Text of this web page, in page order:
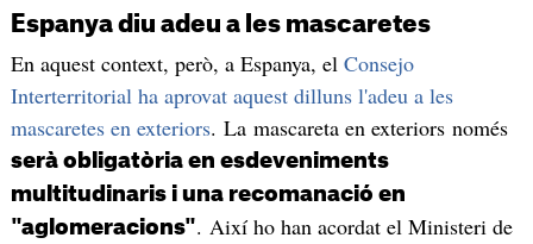
Espanya diu adeu a les mascaretes
En aquest context, però, a Espanya, el Consejo
Interterritorial ha aprovat aquest dilluns l'adeu a les
mascaretes en exteriors. La mascareta en exteriors només
serà obligatòria en esdeveniments
multitudinaris i una recomanació en
"aglomeracions". Així ho han acordat el Ministeri de